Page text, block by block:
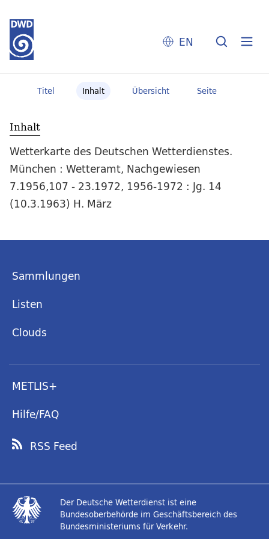
EN
Titel Inhalt Übersicht Seite
Inhalt
Wetterkarte des Deutschen Wetterdienstes.
München : Wetteramt, Nachgewiesen
7.1956,107 - 23.1972, 1956-1972 : Jg. 14
(10.3.1963) H. März
Sammlungen
Listen
Clouds
METLIS+
Hilfe/FAQ
RSS Feed
Der Deutsche Wetterdienst ist eine
Bundesoberbehörde im Geschäftsbereich des
Bundesministeriums für Verkehr.